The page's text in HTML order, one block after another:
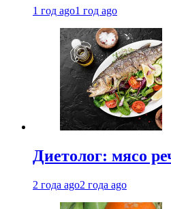
1 год ago1 год ago
Диетолог: мясо
2 года ago2 года ago